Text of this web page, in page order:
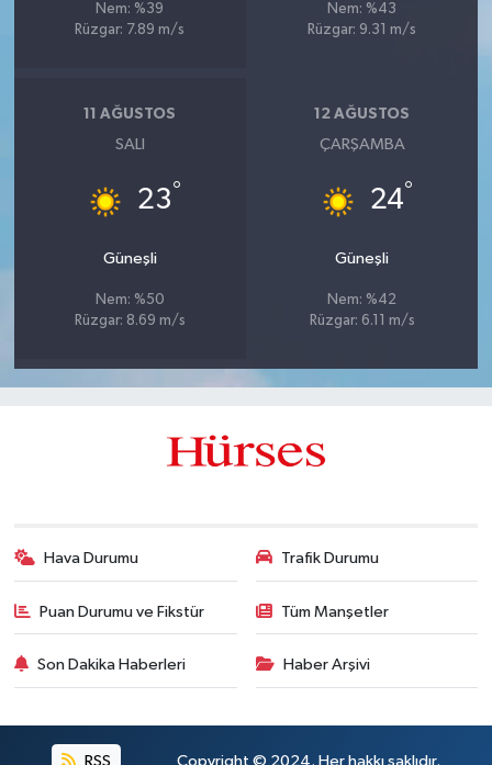
Nem: %39
Rüzgar: 7.89 m/s
Nem: %43
Rüzgar: 9.31 m/s
11 AĞUSTOS
SALI
23°
Güneşli
Nem: %50
Rüzgar: 8.69 m/s
12 AĞUSTOS
ÇARŞAMBA
24°
Güneşli
Nem: %42
Rüzgar: 6.11 m/s
Hava Durumu Trafik Durumu
Puan Durumu ve Fikstür Tüm Manşetler
Son Dakika Haberleri Haber Arşivi
RSS Copyright © 2024. Her hakkı saklıdır.